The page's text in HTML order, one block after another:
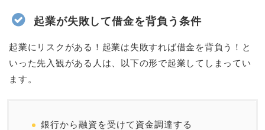
起業が失敗して借金を背負う条件
起業にリスクがある！起業は失敗すれば借金を背負う！と
いった先入観がある人は、以下の形で起業してしまってい
ます。
銀行から融資を受けて資金調達する